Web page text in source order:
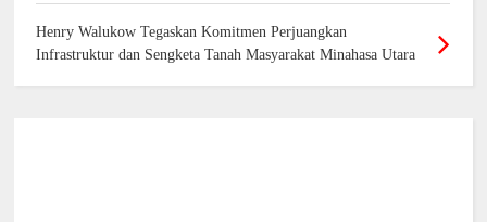
Henry Walukow Tegaskan Komitmen Perjuangkan
Infrastruktur dan Sengketa Tanah Masyarakat Minahasa Utara